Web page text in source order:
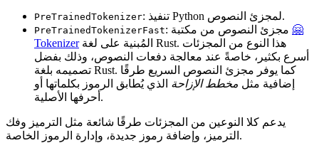
PreTrainedTokenizer : تنفيذ Python لمجزئ النصوص.
PreTrainedTokenizerFast
🤗
Tokenizerالمُبنية على لغة Rust. هذا النوع من المجزئات
أسرع بكثير، خاصةً عند معالجة دفعات النصوص، وذلك بفضل
تصميمه بلغة Rust. كما يوفر مجزئ النصوص السريع طرقًا
إضافية مثل مخطط الإزاحة الذي يُطابق الرموز بكلماتها أو
أحرفها الأصلية.
يدعم كلا النوعين من المجزئات طرقًا شائعة مثل الترميز وفك
الترميز، وإضافة رموز جديدة، وإدارة الرموز الخاصة.